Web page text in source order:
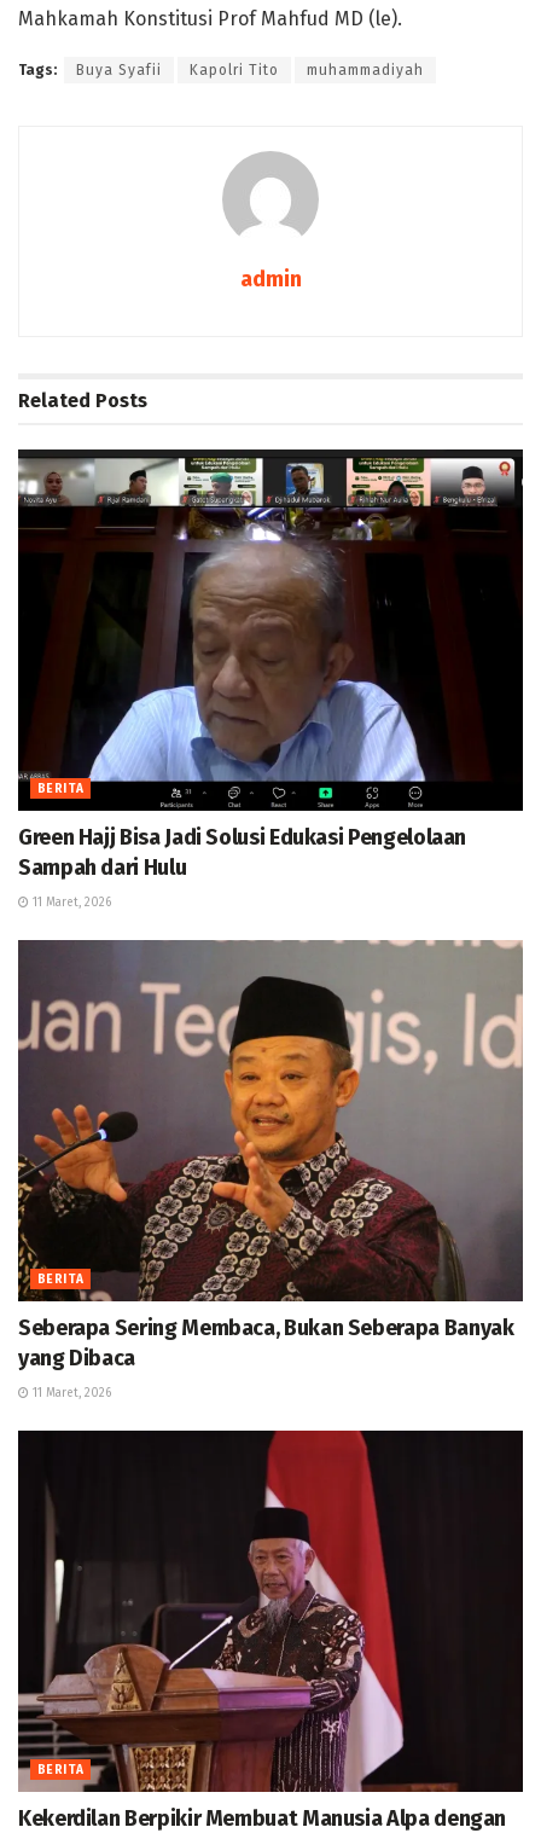
Mahkamah Konstitusi Prof Mahfud MD (le).
Tags: Buya Syafii Kapolri Tito muhammadiyah
admin
Related Posts
BERITA
Green Hajj Bisa Jadi Solusi Edukasi Pengelolaan
Sampah dari Hulu
11 Maret, 2026
BERITA
Seberapa Sering Membaca, Bukan Seberapa Banyak
yang Dibaca
11 Maret, 2026
BERITA
Kekerdilan Berpikir Membuat Manusia Alpa dengan